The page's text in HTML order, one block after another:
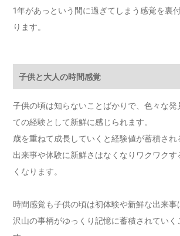
1年があっという間に過ぎてしまう感覚を裏
ります。
子供と大人の時間感覚
子供の頃は知らないことばかりで、色々な発
ての経験として新鮮に感じられます。
歳を重ねて成長していくと経験値が蓄積され
出来事や体験に新鮮さはなくなりワクワクす
くなります。
時間感覚も子供の頃は初体験や新鮮な出来事
沢山の事柄がゆっくり記憶に蓄積されていく